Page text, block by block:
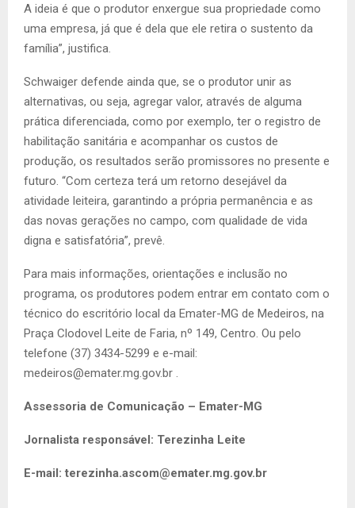
A ideia é que o produtor enxergue sua propriedade como
uma empresa, já que é dela que ele retira o sustento da
família”, justifica.
Schwaiger defende ainda que, se o produtor unir as
alternativas, ou seja, agregar valor, através de alguma
prática diferenciada, como por exemplo, ter o registro de
habilitação sanitária e acompanhar os custos de
produção, os resultados serão promissores no presente e
futuro. “Com certeza terá um retorno desejável da
atividade leiteira, garantindo a própria permanência e as
das novas gerações no campo, com qualidade de vida
digna e satisfatória”, prevê.
Para mais informações, orientações e inclusão no
programa, os produtores podem entrar em contato com o
técnico do escritório local da Emater-MG de Medeiros, na
Praça Clodovel Leite de Faria, nº 149, Centro. Ou pelo
telefone (37) 3434-5299 e e-mail:
medeiros@emater.mg.gov.br
Assessoria de Comunicação – Emater-MG
Jornalista responsável: Terezinha Leite
E-mail: terezinha.ascom@emater.mg.gov.br